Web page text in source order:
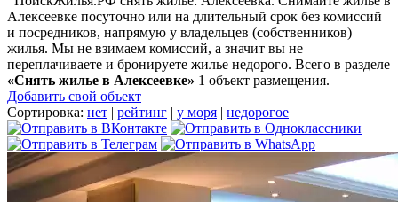
Алексеевке посуточно или на длительный срок без комиссий
и посредников, напрямую у владельцев (собственников)
жилья. Мы не взимаем комиссий, а значит вы не
переплачиваете и бронируете жилье недорого. Всего в разделе
«Снять жилье в Алексеевке» 1 объект размещения.
Добавить свой объект
Сортировка: нет | рейтинг | у моря | недорогое